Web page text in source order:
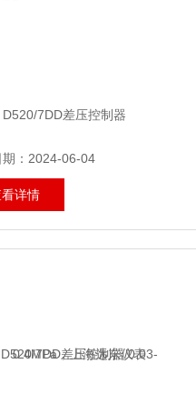
7DD差压控制器
期：2024-06-04
详情